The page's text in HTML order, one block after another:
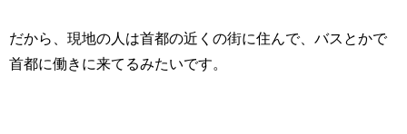
だから、現地の人は首都の近くの街に住んで、バスとかで
首都に働きに来てるみたいです。